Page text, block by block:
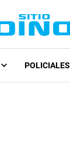
POLICIALES